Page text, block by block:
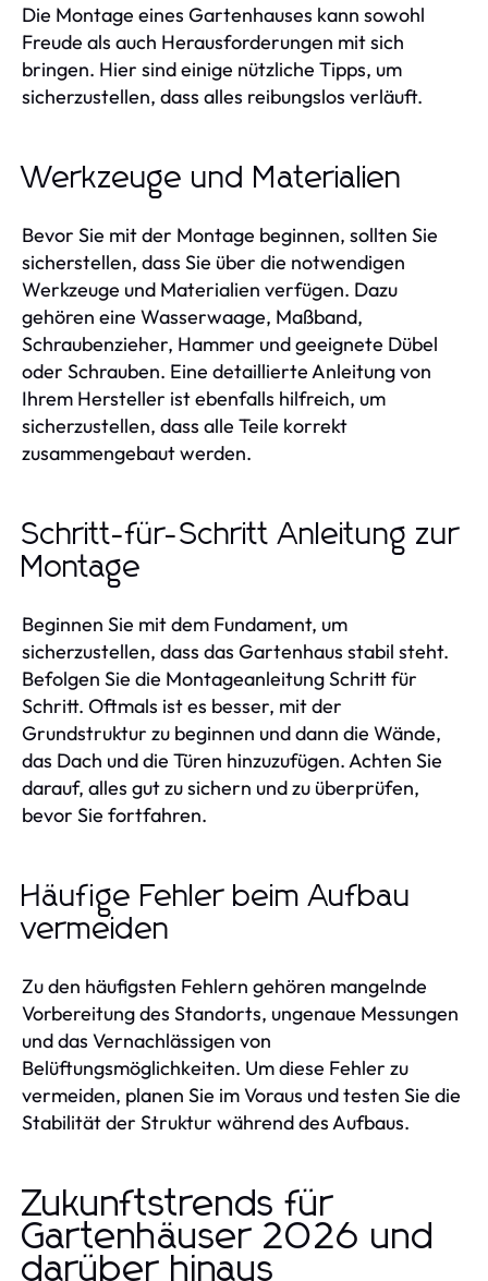
Die Montage eines Gartenhauses kann sowohl
Freude als auch Herausforderungen mit sich
bringen. Hier sind einige nützliche Tipps, um
sicherzustellen, dass alles reibungslos verläuft.
Werkzeuge und Materialien
Bevor Sie mit der Montage beginnen, sollten Sie
sicherstellen, dass Sie über die notwendigen
Werkzeuge und Materialien verfügen. Dazu
gehören eine Wasserwaage, Maßband,
Schraubenzieher, Hammer und geeignete Dübel
oder Schrauben. Eine detaillierte Anleitung von
Ihrem Hersteller ist ebenfalls hilfreich, um
sicherzustellen, dass alle Teile korrekt
zusammengebaut werden.
Schritt-für-Schritt Anleitung zur
Montage
Beginnen Sie mit dem Fundament, um
sicherzustellen, dass das Gartenhaus stabil steht.
Befolgen Sie die Montageanleitung Schritt für
Schritt. Oftmals ist es besser, mit der
Grundstruktur zu beginnen und dann die Wände,
das Dach und die Türen hinzuzufügen. Achten Sie
darauf, alles gut zu sichern und zu überprüfen,
bevor Sie fortfahren.
Häufige Fehler beim Aufbau
vermeiden
Zu den häufigsten Fehlern gehören mangelnde
Vorbereitung des Standorts, ungenaue Messungen
und das Vernachlässigen von
Belüftungsmöglichkeiten. Um diese Fehler zu
vermeiden, planen Sie im Voraus und testen Sie die
Stabilität der Struktur während des Aufbaus.
Zukunftstrends für
Gartenhäuser 2026 und
darüber hinaus